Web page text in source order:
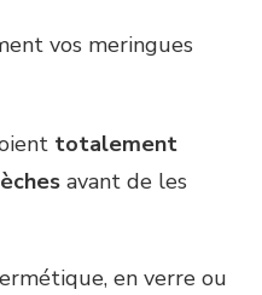
vos meringues
totalement
avant de les
en verre ou